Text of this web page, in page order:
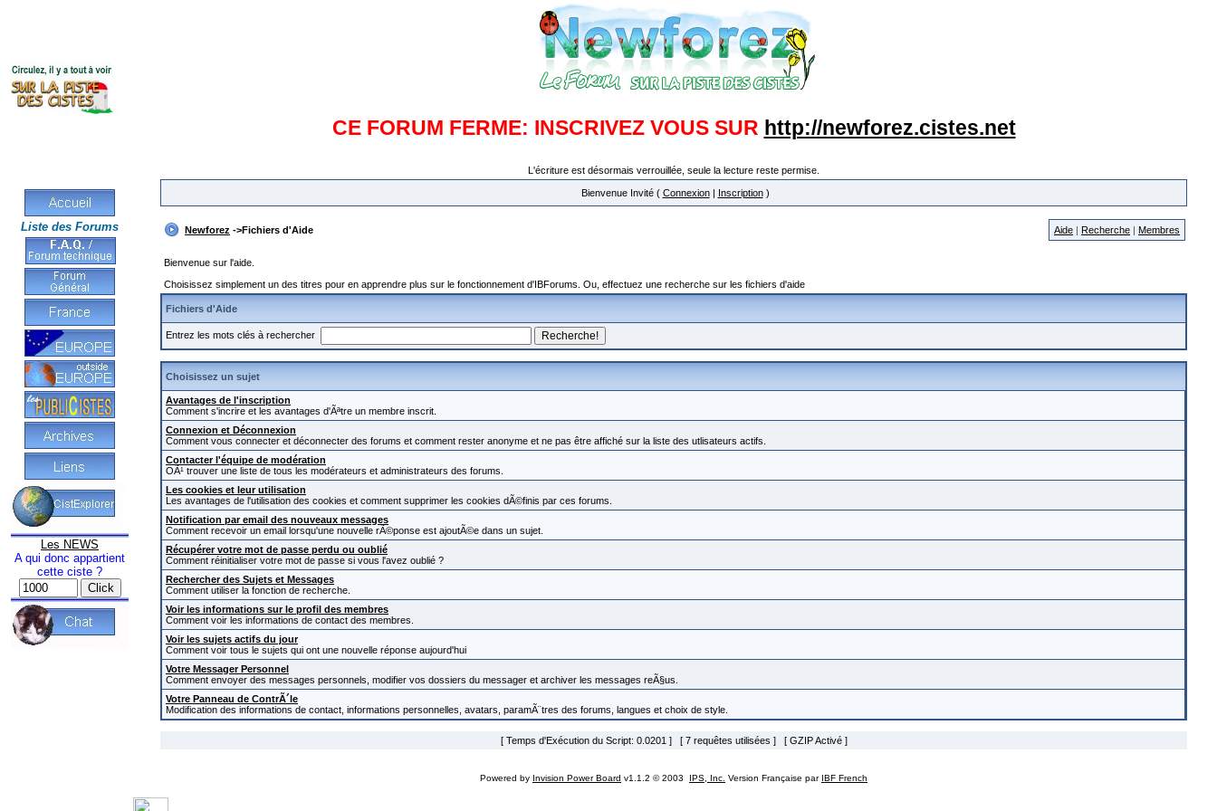
CE FORUM FERME: INSCRIVEZ VOUS SUR http://newforez.cistes.net
L'écriture est désormais verrouillée, seule la lecture reste permise.
Liste des Forums
Les NEWS
A qui donc appartient
cette ciste ?
Bienvenue Invité ( Connexion| Inscription)
Newforez ->Fichiers d'Aide Aide | Recherche | Membres
Bienvenue sur l'aide.
Choisissez simplement un des titres pour en apprendre plus sur le fonctionnement d'IBForums. Ou, effectuez une recherche sur les fichiers d'aide
Fichiers d'Aide
Entrez les mots clés à rechercher
Choisissez un sujet
Avantages de l'inscription
Comment s'incrire et les avantages d'Ãªtre un membre inscrit.
Connexion et Déconnexion
Comment vous connecter et déconnecter des forums et comment rester anonyme et ne pas être affiché sur la liste des utlisateurs actifs.
Contacter l'équipe de modération
OÃ¹ trouver une liste de tous les modérateurs et administrateurs des forums.
Les cookies et leur utilisation
Les avantages de l'utilisation des cookies et comment supprimer les cookies dÃ©finis par ces forums.
Notification par email des nouveaux messages
Comment recevoir un email lorsqu'une nouvelle rÃ©ponse est ajoutÃ©e dans un sujet.
Récupérer votre mot de passe perdu ou oublié
Comment réinitialiser votre mot de passe si vous l'avez oublié ?
Rechercher des Sujets et Messages
Comment utiliser la fonction de recherche.
Voir les informations sur le profil des membres
Comment voir les informations de contact des membres.
Voir les sujets actifs du jour
Comment voir tous le sujets qui ont une nouvelle réponse aujourd'hui
Votre Messager Personnel
Comment envoyer des messages personnels, modifier vos dossiers du messager et archiver les messages reÃ§us.
Votre Panneau de ContrÃ´le
Modification des informations de contact, informations personnelles, avatars, paramÃ¨tres des forums, langues et choix de style.
[ Temps d'Exécution du Script: 0.0201 ] [ 7 requêtes utilisées ] [ GZIP Activé ]
Powered by Invision Power Board v1.1.2 © 2003 IPS, Inc. Version Française par IBF French